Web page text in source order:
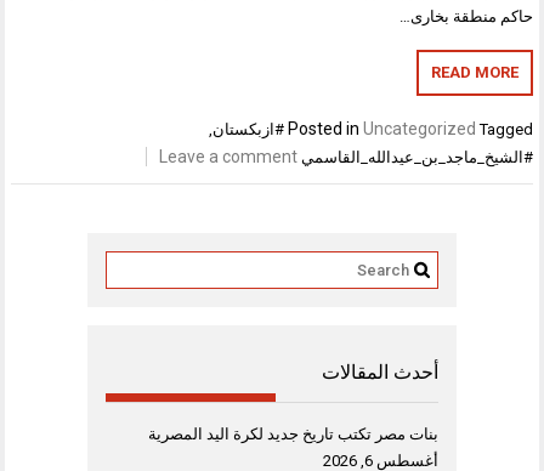
حاكم منطقة بخارى…
READ MORE
Posted in Uncategorized Tagged #ازبكستان,
#الشيخ_ماجد_بن_عيدالله_القاسمي Leave a comment
أحدث المقالات
بنات مصر تكتب تاريخ جديد لكرة اليد المصرية
أغسطس 6, 2026